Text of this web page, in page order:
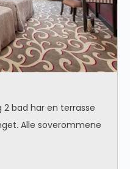
bad har en terrasse
Alle soverommene